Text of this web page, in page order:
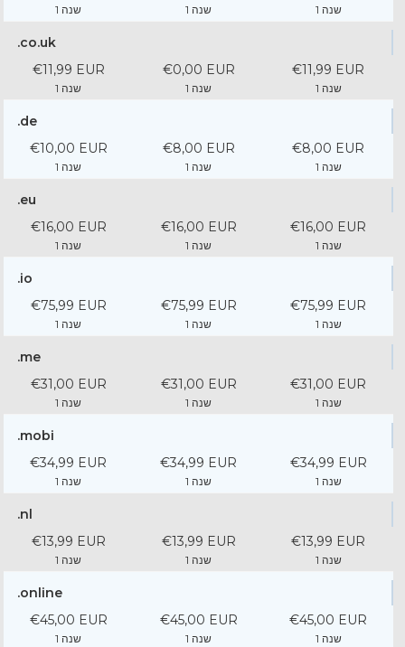
1 שנה 1 שנה 1 שנה
.co.uk
€11,99 EUR
1 שנה
€0,00 EUR
1 שנה
€11,99 EUR
1 שנה
.de
€10,00 EUR
1 שנה
€8,00 EUR
1 שנה
€8,00 EUR
1 שנה
.eu
€16,00 EUR
1 שנה
€16,00 EUR
1 שנה
€16,00 EUR
1 שנה
.io
€75,99 EUR
1 שנה
€75,99 EUR
1 שנה
€75,99 EUR
1 שנה
.me
€31,00 EUR
1 שנה
€31,00 EUR
1 שנה
€31,00 EUR
1 שנה
.mobi
€34,99 EUR
1 שנה
€34,99 EUR
1 שנה
€34,99 EUR
1 שנה
.nl
€13,99 EUR
1 שנה
€13,99 EUR
1 שנה
€13,99 EUR
1 שנה
.online
€45,00 EUR
1 שנה
€45,00 EUR
1 שנה
€45,00 EUR
1 שנה